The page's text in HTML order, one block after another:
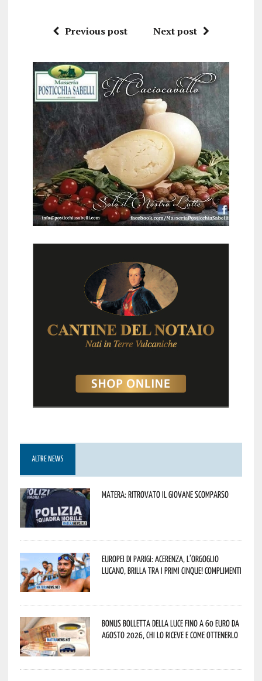
Previous post Next post
ALTRE NEWS
Matera: ritrovato il giovane scomparso
Europei di Parigi: Acerenza, l’orgoglio
lucano, brilla tra i primi cinque! Complimenti
Bonus bolletta della luce fino a 60 euro da
agosto 2026, chi lo riceve e come ottenerlo